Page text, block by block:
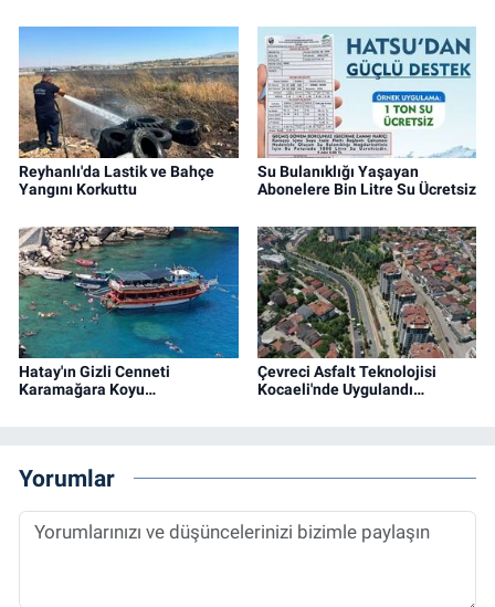
Reyhanlı'da Lastik ve Bahçe
Yangını Korkuttu
Su Bulanıklığı Yaşayan
Abonelere Bin Litre Su Ücretsiz
Hatay'ın Gizli Cenneti
Karamağara Koyu…
Çevreci Asfalt Teknolojisi
Kocaeli'nde Uygulandı…
Yorumlar